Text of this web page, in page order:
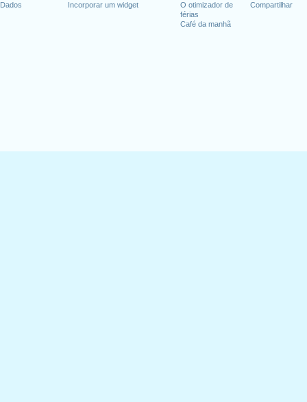
Dados
Incorporar um widget
O otimizador de
férias
Café da manhã
Compartilhar